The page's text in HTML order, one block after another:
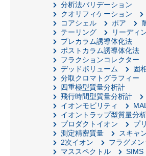
分析法バリデーション
クオリフィケーション
コアシェル
ポア
テーリング
リーディ
プレカラム誘導体化法
ポストカラム誘導体化法
フラクションコレクター
デッドボリューム
固
分取クロマトグラフィー
四重極型質量分析計
飛行時間型質量分析計
イオンモビリティ
イオントラップ型質量分
プロダクトイオン
プ
測定精密質量
スキャ
2次イオン
フラグメ
マススペクトル
SIMS